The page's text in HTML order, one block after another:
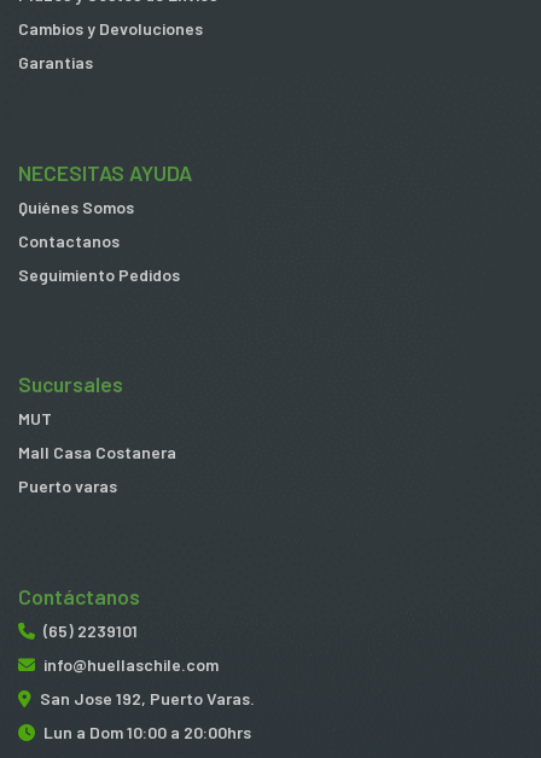
Cambios y Devoluciones
Garantias
NECESITAS AYUDA
Quiénes Somos
Contactanos
Seguimiento Pedidos
Sucursales
MUT
Mall Casa Costanera
Puerto varas
Contáctanos
(65) 2239101
info@huellaschile.com
San Jose 192, Puerto Varas.
Lun a Dom 10:00 a 20:00hrs